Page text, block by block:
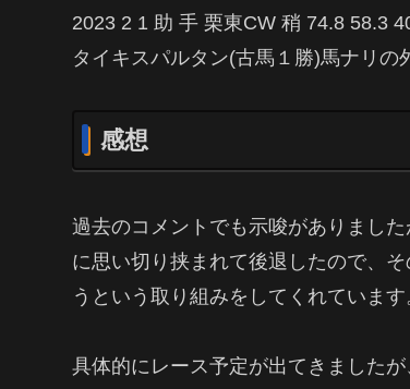
2023 2 1 助 手 栗東CW 稍 74.8 58.3
タイキスパルタン(古馬１勝)馬ナリの
感想
過去のコメントでも示唆がありまし
に思い切り挟まれて後退したので、
うという取り組みをしてくれています
具体的にレース予定が出てきました